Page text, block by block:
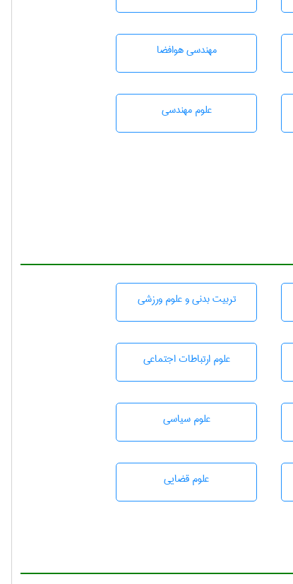
مهندسی هوافضا
علوم مهندسی
تربيت بدنی و علوم ورزشی
علوم ارتباطات اجتماعی
علوم سياسی
علوم قضایی